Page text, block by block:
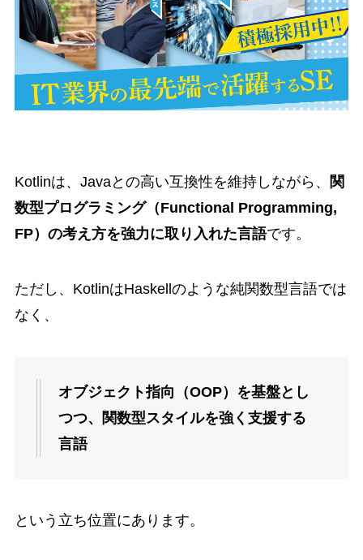
Kotlinは、Javaとの高い互換性を維持しながら、
関
数型プログラミング（Functional Programming,
FP）の考え方を強力に取り入れた言語です。
ただし、KotlinはHaskellのような純関数型言語では
なく、
オブジェクト指向（OOP）を基盤とし
つつ、関数型スタイルを強く支援する
言語
という立ち位置にあります。